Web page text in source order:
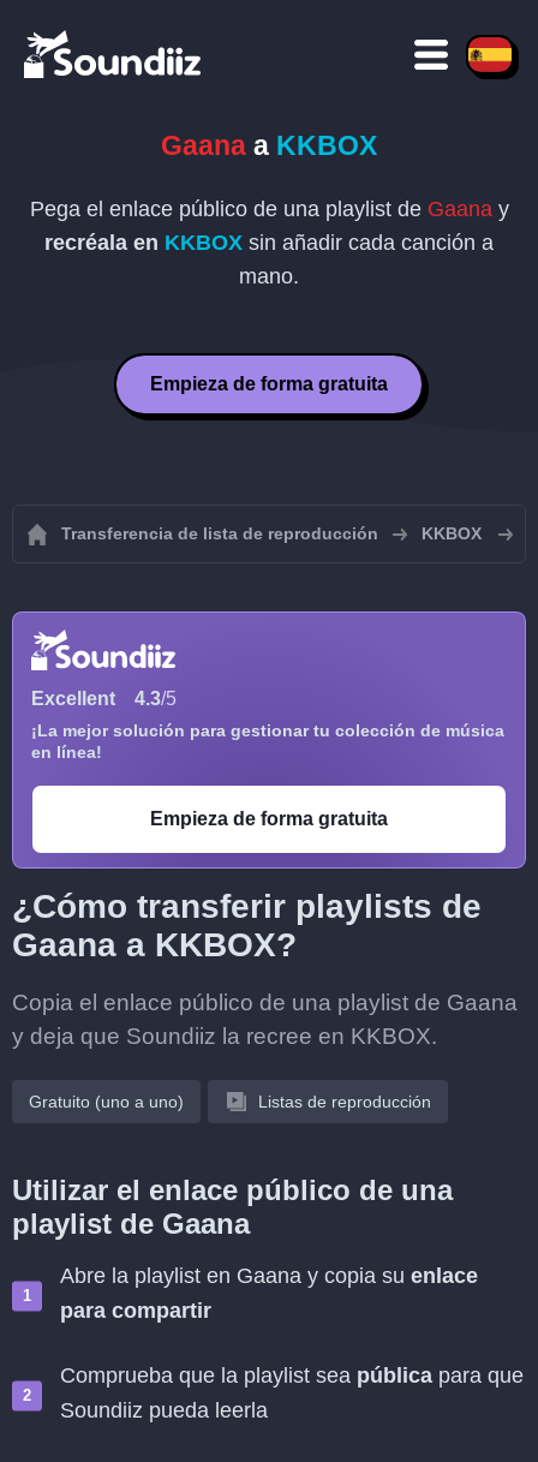
Gaana a KKBOX
Pega el enlace público de una playlist de Gaanay
recréala en KKBOX sin añadir cada canción a
mano.
Empieza de forma gratuita
Transferencia de lista de reproducción KKBOX
Excellent 4.3/5
¡La mejor solución para gestionar tu colección de música
en línea!
Empieza de forma gratuita
¿Cómo transferir playlists de
Gaana a KKBOX?
Copia el enlace público de una playlist de Gaana
y deja que Soundiiz la recree en KKBOX.
Gratuito (uno a uno) Listas de reproducción
Utilizar el enlace público de una
playlist de Gaana
Abre la playlist en Gaana y copia su enlace
para compartir
Comprueba que la playlist sea pública para que
Soundiiz pueda leerla